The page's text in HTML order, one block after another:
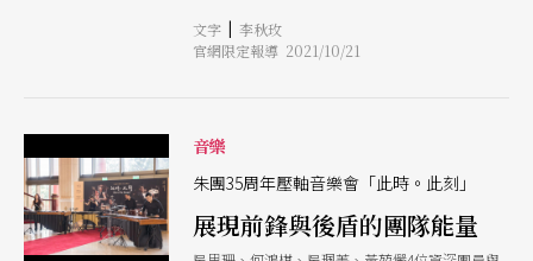
每年以不同主題舉辦，並邀知名兒童合唱團師資參
與，指導當地的學生與老師，推廣合唱教育，讓離
文字 | 李秋玫
官網限定報導 2021/10/21
音樂
朱團35周年壓軸音樂會「此時。此刻」
展現前鋒與後盾的團隊能量